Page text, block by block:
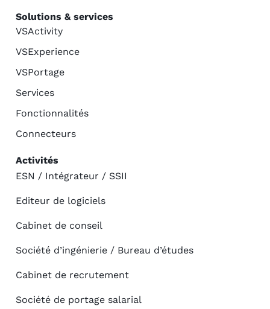
Solutions & services
VSActivity
VSExperience
VSPortage
Services
Fonctionnalités
Connecteurs
Activités
ESN / Intégrateur / SSII
Editeur de logiciels
Cabinet de conseil
Société d’ingénierie / Bureau d’études
Cabinet de recrutement
Société de portage salarial